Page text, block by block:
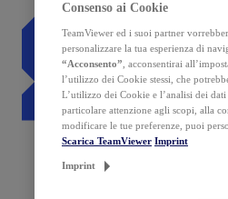
Consenso ai Cookie
TeamViewer ed i suoi partner
personalizzare la tua esperienza di
“Acconsento” , acconsentirai
l’utilizzo dei Cookie stessi, che
L’utilizzo dei Cookie e l’analisi dei
particolare attenzione agli scopi, alla
modificare le tue preferenze, puoi
Scarica TeamViewer Imprint
Imprint